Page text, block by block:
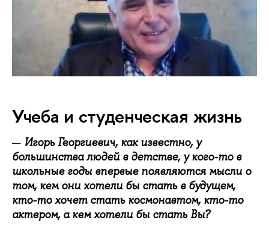
Учеба и студенческая жизнь
Игорь Георгиевич, как известно, у
большинства людей в детстве, у кого-то в
школьные годы впервые появляются мысли о
том, кем они хотели бы стать в будущем,
кто-то хочет стать космонавтом, кто-то
актером, а кем хотели бы стать Вы?